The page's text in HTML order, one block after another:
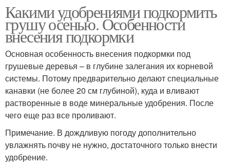
Какими удобрениями подкормить
грушу осенью. Особенности
внесения подкормки
Основная особенность внесения подкормки под
грушевые деревья – в глубине залегания их корневой
системы. Потому предварительно делают специальные
канавки (не более 20 см глубиной), куда и вливают
растворенные в воде минеральные удобрения. После
чего еще раз все проливают.
Примечание. В дождливую погоду дополнительно
увлажнять почву не нужно, достаточного только внести
удобрение.